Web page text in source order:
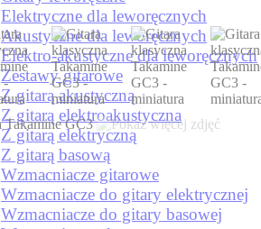
Elektryczne dla leworęcznych
Akustyczne dla leworęcznych
Elektro-akustyczne dla leworęcznych
Zestawy gitarowe
Z gitarą akustyczną
Z gitarą elektroakustyczna
Z gitarą elektryczną
Z gitarą basową
Wzmacniacze gitarowe
Wzmacniacze do gitary elektrycznej
Wzmacniacze do gitary basowej